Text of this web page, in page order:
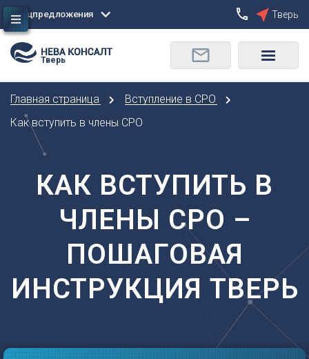
Сбросить
Москва
Санкт-Петербург
Астрахань
Б
Барнаул
Белгород
Брянск
Владивосток
Владикавказ
О
Орел
Пермь
Р
Ростов-на-Дону
Рязань
С
Самара
Саратов
Севастополь
Симферополь
Спецпредложения Тверь
Тверь
Главная страница
Вступление в СРО
Как вступить в члены СРО
КАК ВСТУПИТЬ В
ЧЛЕНЫ СРО –
ПОШАГОВАЯ
ИНСТРУКЦИЯ ТВЕРЬ